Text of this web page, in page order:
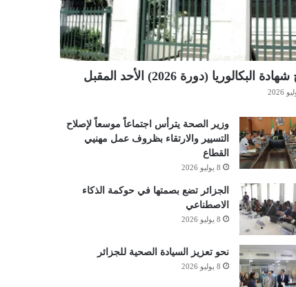
البكالوريا (دورة 2026) الأحد المقبل
وزير الصحة يترأس اجتماعاً موسعاً لإصلاح
التسيير والارتقاء بظروف عمل مهنيي
القطاع
8 يوليو 2026
الجزائر تضع بصمتها في حوكمة الذكاء
الاصطناعي
8 يوليو 2026
نحو تعزيز السيادة الصحية للجزائر
8 يوليو 2026